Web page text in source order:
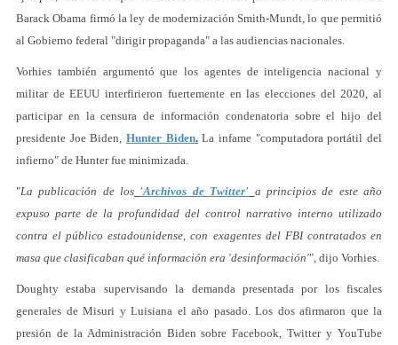
Barack Obama firmó la ley de modernización Smith-Mundt, lo que permitió
al Gobierno federal "dirigir propaganda" a las audiencias nacionales.
Vorhies también argumentó que los agentes de inteligencia nacional y
militar de EEUU interfirieron fuertemente en las elecciones del 2020, al
participar en la censura de información condenatoria sobre el hijo del
presidente Joe Biden, Hunter Biden.La infame "computadora portátil del
infierno" de Hunter fue minimizada.
"La publicación de los 'Archivos de Twitter' a principios de este año
expuso parte de la profundidad del control narrativo interno utilizado
contra el público estadounidense, con exagentes del FBI contratados en
masa que clasificaban qué información era 'desinformación'", dijo Vorhies.
Doughty estaba supervisando la demanda presentada por los fiscales
generales de Misuri y Luisiana el año pasado. Los dos afirmaron que la
presión de la Administración Biden sobre Facebook, Twitter y YouTube